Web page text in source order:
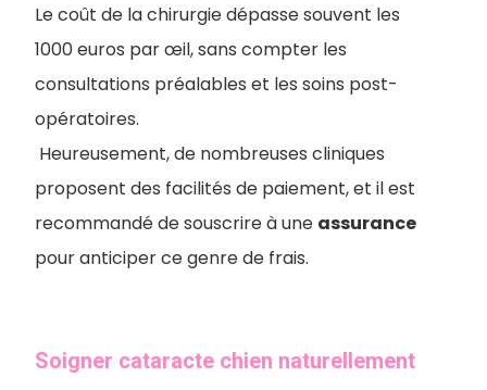
Le coût de la chirurgie dépasse souvent les
1000 euros par œil, sans compter les
consultations préalables et les soins post-
opératoires.
Heureusement, de nombreuses cliniques
proposent des facilités de paiement, et il est
recommandé de souscrire à une assurance
pour anticiper ce genre de frais.
Soigner cataracte chien naturellement